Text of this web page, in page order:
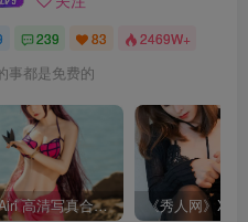
239 83 2469W+
事都是免费的
仙九Airi 高清写真合集[持续更新]